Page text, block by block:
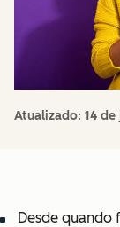
Atualizado: 14
Desde quando